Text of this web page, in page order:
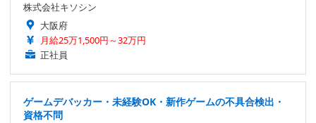
株式会社キソシン
大阪府
月給25万1,500円～32万円
正社員
ゲームデバッカー・未経験OK・新作ゲームの不具合検出・
資格不問